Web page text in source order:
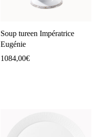
Soup tureen Impératrice
Eugénie
1084,00€